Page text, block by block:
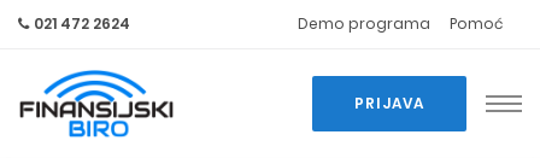
021 472 2624 Demo programa Pomoć
PRIJAVA